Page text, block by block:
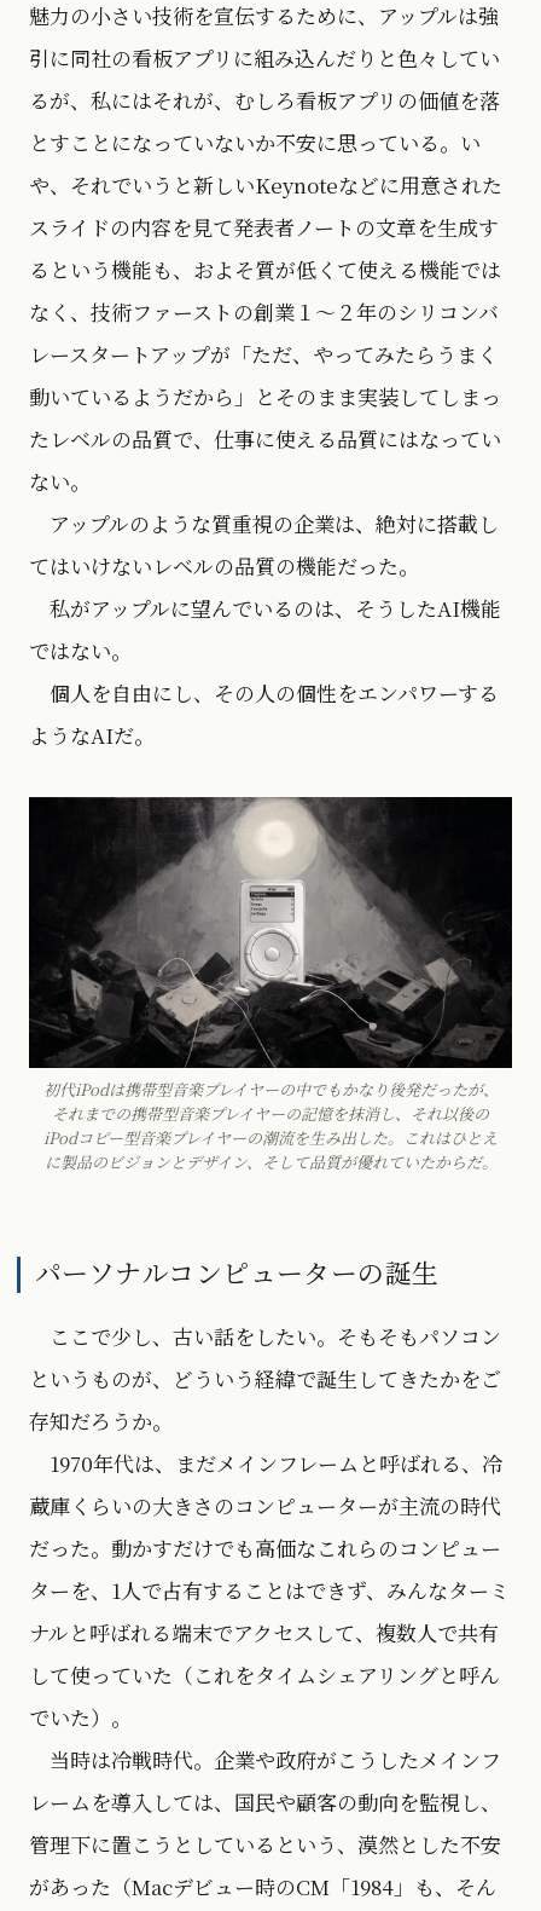
魅力の小さい技術を宣伝するために、アップルは強
引に同社の看板アプリに組み込んだりと色々してい
るが、私にはそれが、むしろ看板アプリの価値を落
とすことになっていないか不安に思っている。い
や、それでいうと新しいKeynoteなどに用意された
スライドの内容を見て発表者ノートの文章を生成す
るという機能も、およそ質が低くて使える機能では
なく、技術ファーストの創業１〜２年のシリコンバ
レースタートアップが「ただ、やってみたらうまく
動いているようだから」とそのまま実装してしまっ
たレベルの品質で、仕事に使える品質にはなってい
ない。
アップルのような質重視の企業は、絶対に搭載し
てはいけないレベルの品質の機能だった。
私がアップルに望んでいるのは、そうしたAI機能
ではない。
個人を自由にし、その人の個性をエンパワーする
ようなAIだ。
初代iPodは携帯型音楽プレイヤーの中でもかなり後発だったが、
それまでの携帯型音楽プレイヤーの記憶を抹消し、それ以後の
iPodコピー型音楽プレイヤーの潮流を生み出した。これはひとえ
に製品のビジョンとデザイン、そして品質が優れていたからだ。
パーソナルコンピューターの誕生
ここで少し、古い話をしたい。そもそもパソコン
というものが、どういう経緯で誕生してきたかをご
存知だろうか。
1970年代は、まだメインフレームと呼ばれる、冷
蔵庫くらいの大きさのコンピューターが主流の時代
だった。動かすだけでも高価なこれらのコンピュー
ターを、1人で占有することはできず、みんなターミ
ナルと呼ばれる端末でアクセスして、複数人で共有
して使っていた（これをタイムシェアリングと呼ん
でいた）。
当時は冷戦時代。企業や政府がこうしたメインフ
レームを導入しては、国民や顧客の動向を監視し、
管理下に置こうとしているという、漠然とした不安
があった（Macデビュー時のCM「1984」も、そん